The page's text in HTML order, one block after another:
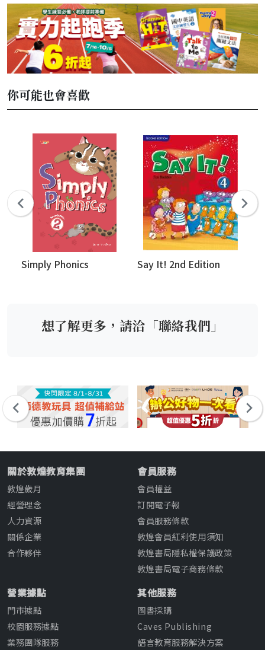
你可能也會喜歡
Simply Phonics Say It! 2nd Edition
想了解更多，請洽「聯絡我們」
關於敦煌教育集團
敦煌歲月
經營理念
人力資源
關係企業
合作夥伴
會員服務
會員權益
訂閱電子報
會員服務條款
敦煌會員紅利使用須知
敦煌書局隱私權保護政策
敦煌書局電子商務條款
營業據點
門市據點
校園服務據點
業務團隊服務
其他服務
圖書採購
Caves Publishing
語言教育服務解決方案